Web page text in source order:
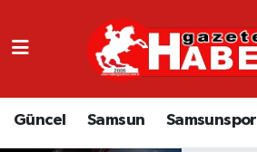
Güncel Samsun Samsunspor
GÜNCEL
SAMSUN